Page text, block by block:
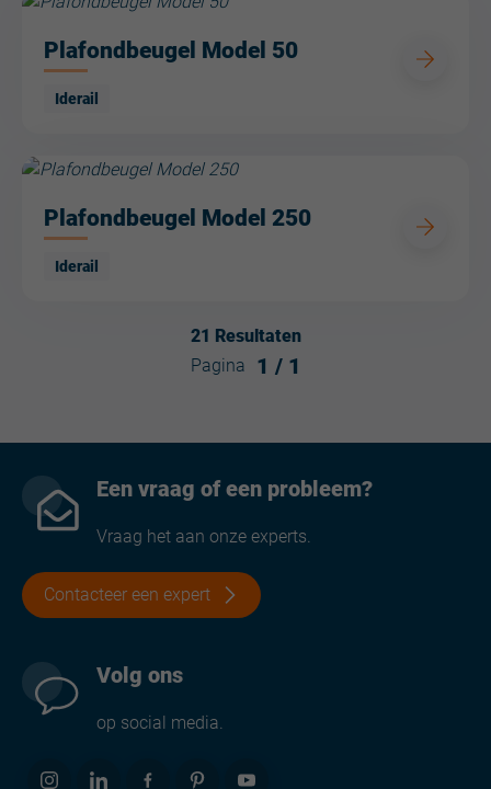
Plafondbeugel Model 50
Iderail
Plafondbeugel Model 250
Iderail
21 Resultaten
Pagina
1 / 1
Een vraag of een probleem?
Vraag het aan onze experts.
Contacteer een expert
Volg ons
op social media.